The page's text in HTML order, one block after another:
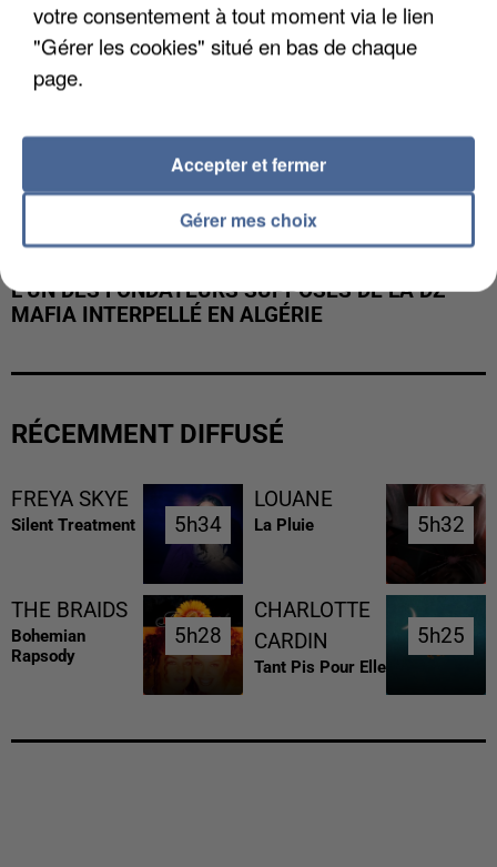
L’UN DES FONDATEURS SUPPOSÉS DE LA DZ
MAFIA INTERPELLÉ EN ALGÉRIE
RÉCEMMENT DIFFUSÉ
FREYA SKYE
Silent Treatment 5h34
5h34
LOUANE
La Pluie 5h32
5h32
THE BRAIDS
Bohemian
Rapsody
5h28
5h28
CHARLOTTE
CARDIN
Tant Pis Pour Elle
5h25
5h25
votre consentement à tout moment via le lien
"Gérer les cookies" situé en bas de chaque
page.
Gérer mes choix
Accepter et fermer